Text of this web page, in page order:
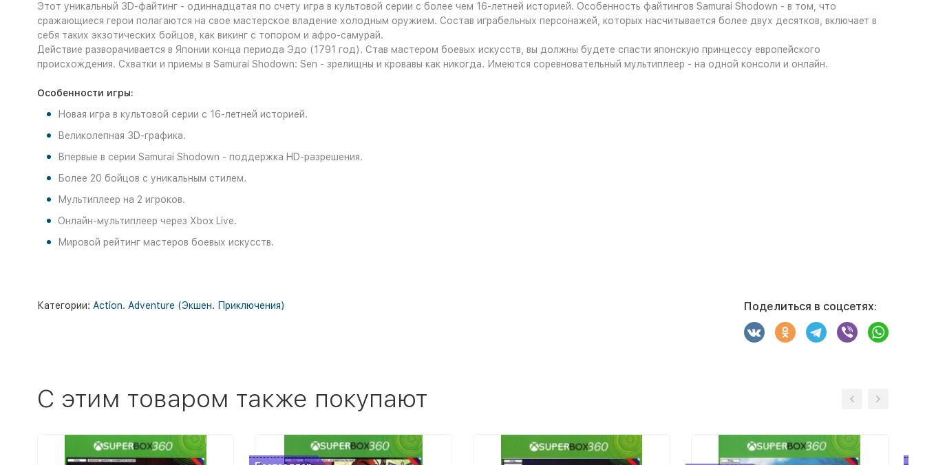
Этот уникальный 3D-файтинг - одиннадцатая по счету игра в культовой серии с более чем 16-летней историей. Особенность файтингов Samurai Shodown - в том, что
сражающиеся герои полагаются на свое мастерское владение холодным оружием. Состав играбельных персонажей, которых насчитывается более двух десятков, включает в
себя таких экзотических бойцов, как викинг с топором и афро-самурай.
Действие разворачивается в Японии конца периода Эдо (1791 год). Став мастером боевых искусств, вы должны будете спасти японскую принцессу европейского
происхождения. Схватки и приемы в Samurai Shodown: Sen - зрелищны и кровавы как никогда. Имеются соревновательный мультиплеер - на одной консоли и онлайн.
Особенности игры:
Новая игра в культовой серии с 16-летней историей.
Великолепная 3D-графика.
Впервые в серии Samurai Shodown - поддержка HD-разрешения.
Более 20 бойцов с уникальным стилем.
Мультиплеер на 2 игроков.
Онлайн-мультиплеер через Xbox Live.
Мировой рейтинг мастеров боевых искусств.
Категории: Action. Adventure (Экшен. Приключения) Поделиться в соцсетях:
C этим товаром также покупают